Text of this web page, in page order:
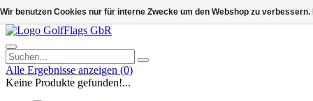
Alle Ergebnisse anzeigen (0)
Keine Produkte gefunden!...
Wir benutzen Cookies nur für interne Zwecke um den Webshop zu